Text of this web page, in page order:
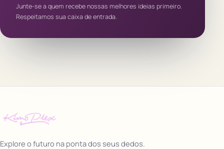
Junte-se a quem recebe nossas melhores ideias primeiro.
Respeitamos sua caixa de entrada.
Explore o futuro na ponta dos seus dedos.